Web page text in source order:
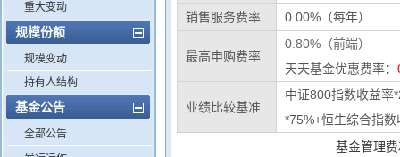
重大变动
规模份额
规模变动
持有人结构
基金公告
全部公告
销售服务费率
0.00%（每年）
最高申购费率
0.80%（前端）
天天基金优惠费率：
业绩比较基准
中证800指数收益率
*75%+恒生综合指
基金管理